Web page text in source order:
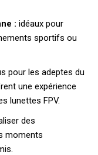
: idéaux pour
sportifs ou
pour les adeptes du
une expérience
lunettes FPV.
des
moments